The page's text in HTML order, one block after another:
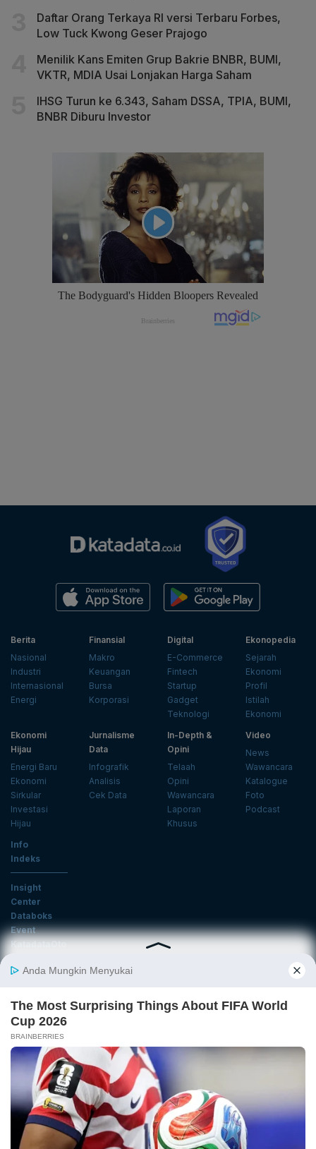
Daftar Orang Terkaya RI versi Terbaru Forbes,
Low Tuck Kwong Geser Prajogo
Menilik Kans Emiten Grup Bakrie BNBR, BUMI,
VKTR, MDIA Usai Lonjakan Harga Saham
IHSG Turun ke 6.343, Saham DSSA, TPIA, BUMI,
BNBR Diburu Investor
Berita
Nasional
Industri
Internasional
Energi
Finansial
Makro
Keuangan
Bursa
Korporasi
Digital
E-Commerce
Fintech
Startup
Gadget
Teknologi
Ekonopedia
Sejarah
Ekonomi
Profil
Istilah
Ekonomi
Ekonomi
Hijau
Energi Baru
Ekonomi
Sirkular
Investasi
Hijau
Jurnalisme
Data
Infografik
Analisis
Cek Data
In-Depth &
Opini
Telaah
Opini
Wawancara
Laporan
Khusus
Video
News
Wawancara
Katalogue
Foto
Podcast
Info
Indeks
Insight
Center
Databoks
Event
KatadataOto
Email
Daftar
Tentang Katadata Advertising Karier
Pedoman Media Siber
Kebijakan Privasi
Disclaimer
Hubungi Kami
©2026 Katadata. Hak cipta dilindungi Undang-undang.